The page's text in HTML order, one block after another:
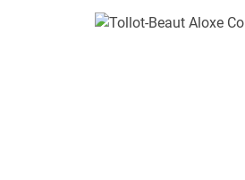
Bildergalerie überspringen